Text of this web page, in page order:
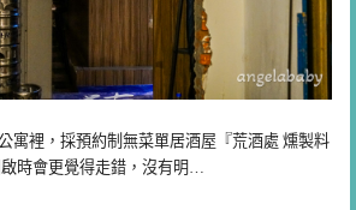
寓裡，採預約制無菜單居酒屋『荒酒處 燻製料
時會更覺得走錯，沒有明…